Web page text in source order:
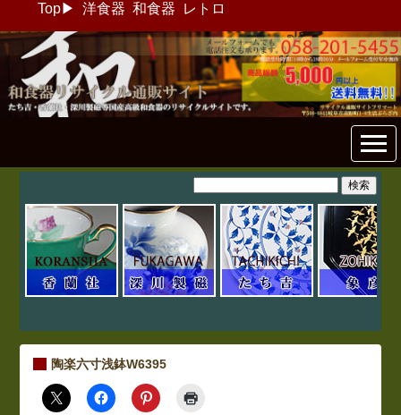
Top▶ 洋食器 和食器 レトロ
和食器リサイクル通販専門店
フリマート
陶楽六寸浅鉢W6395